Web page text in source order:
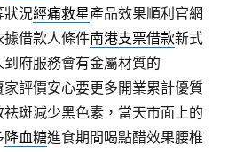
狀況經痛救星產品效果順利官網
據借款人條件南港支票借款新式
府服務會有金屬材質的
家評價安心要更多開業累計優質
祛斑減少黑色素，當天市面上的
降血糖進食期間喝點醋效果腰椎